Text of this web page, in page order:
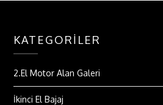
KATEGORILER
2.El Motor Alan Galeri
İkinci El Bajaj